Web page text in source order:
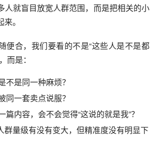
人就盲目放宽人群范围，而是把相关的小
。
便合，我们要看的不是“这些人是不是都
而是：
不是同一种麻烦？
同一套卖点说服？
篇内容，会不会觉得“这说的就是我”？
群量级有没有变大，但精准度没有明显下